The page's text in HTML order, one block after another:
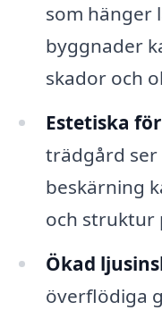
som hänger
byggnader
skador och
Estetiska
trädgård ser
beskärning
och struktur
Ökad
överflödiga